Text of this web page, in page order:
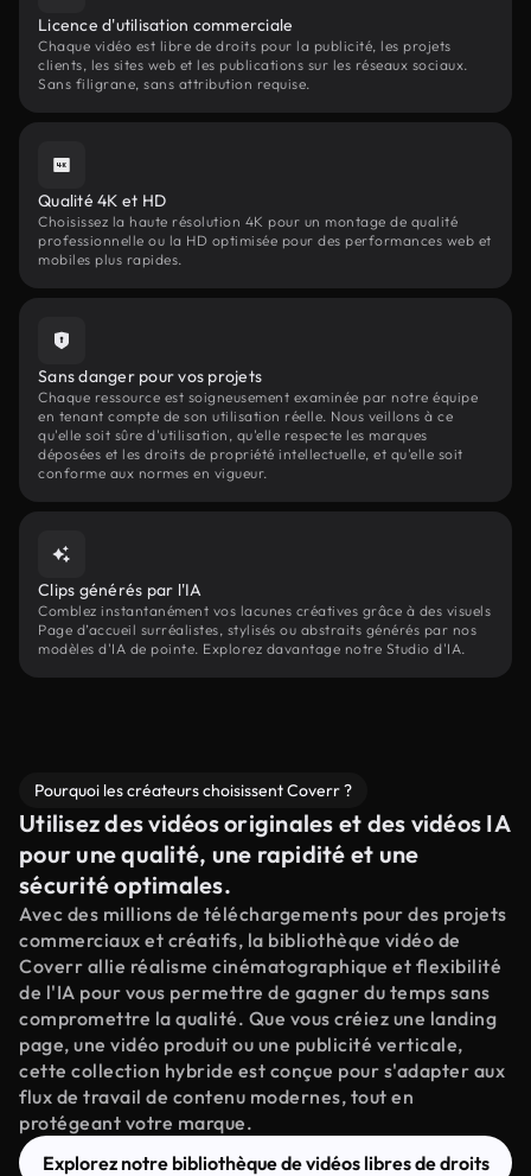
Licence d'utilisation commerciale
Chaque vidéo est libre de droits pour la publicité, les projets
clients, les sites web et les publications sur les réseaux sociaux.
Sans filigrane, sans attribution requise.
Qualité 4K et HD
Choisissez la haute résolution 4K pour un montage de qualité
professionnelle ou la HD optimisée pour des performances web et
mobiles plus rapides.
Sans danger pour vos projets
Chaque ressource est soigneusement examinée par notre équipe
en tenant compte de son utilisation réelle. Nous veillons à ce
qu'elle soit sûre d'utilisation, qu'elle respecte les marques
déposées et les droits de propriété intellectuelle, et qu'elle soit
conforme aux normes en vigueur.
Clips générés par l'IA
Comblez instantanément vos lacunes créatives grâce à des visuels
Page d’accueil surréalistes, stylisés ou abstraits générés par nos
modèles d'IA de pointe. Explorez davantage notre Studio d'IA.
Pourquoi les créateurs choisissent Coverr ?
Utilisez des vidéos originales et des vidéos IA
pour une qualité, une rapidité et une
sécurité optimales.
Avec des millions de téléchargements pour des projets
commerciaux et créatifs, la bibliothèque vidéo de
Coverr allie réalisme cinématographique et flexibilité
de l'IA pour vous permettre de gagner du temps sans
compromettre la qualité. Que vous créiez une landing
page, une vidéo produit ou une publicité verticale,
cette collection hybride est conçue pour s'adapter aux
flux de travail de contenu modernes, tout en
protégeant votre marque.
Explorez notre bibliothèque de vidéos libres de droits